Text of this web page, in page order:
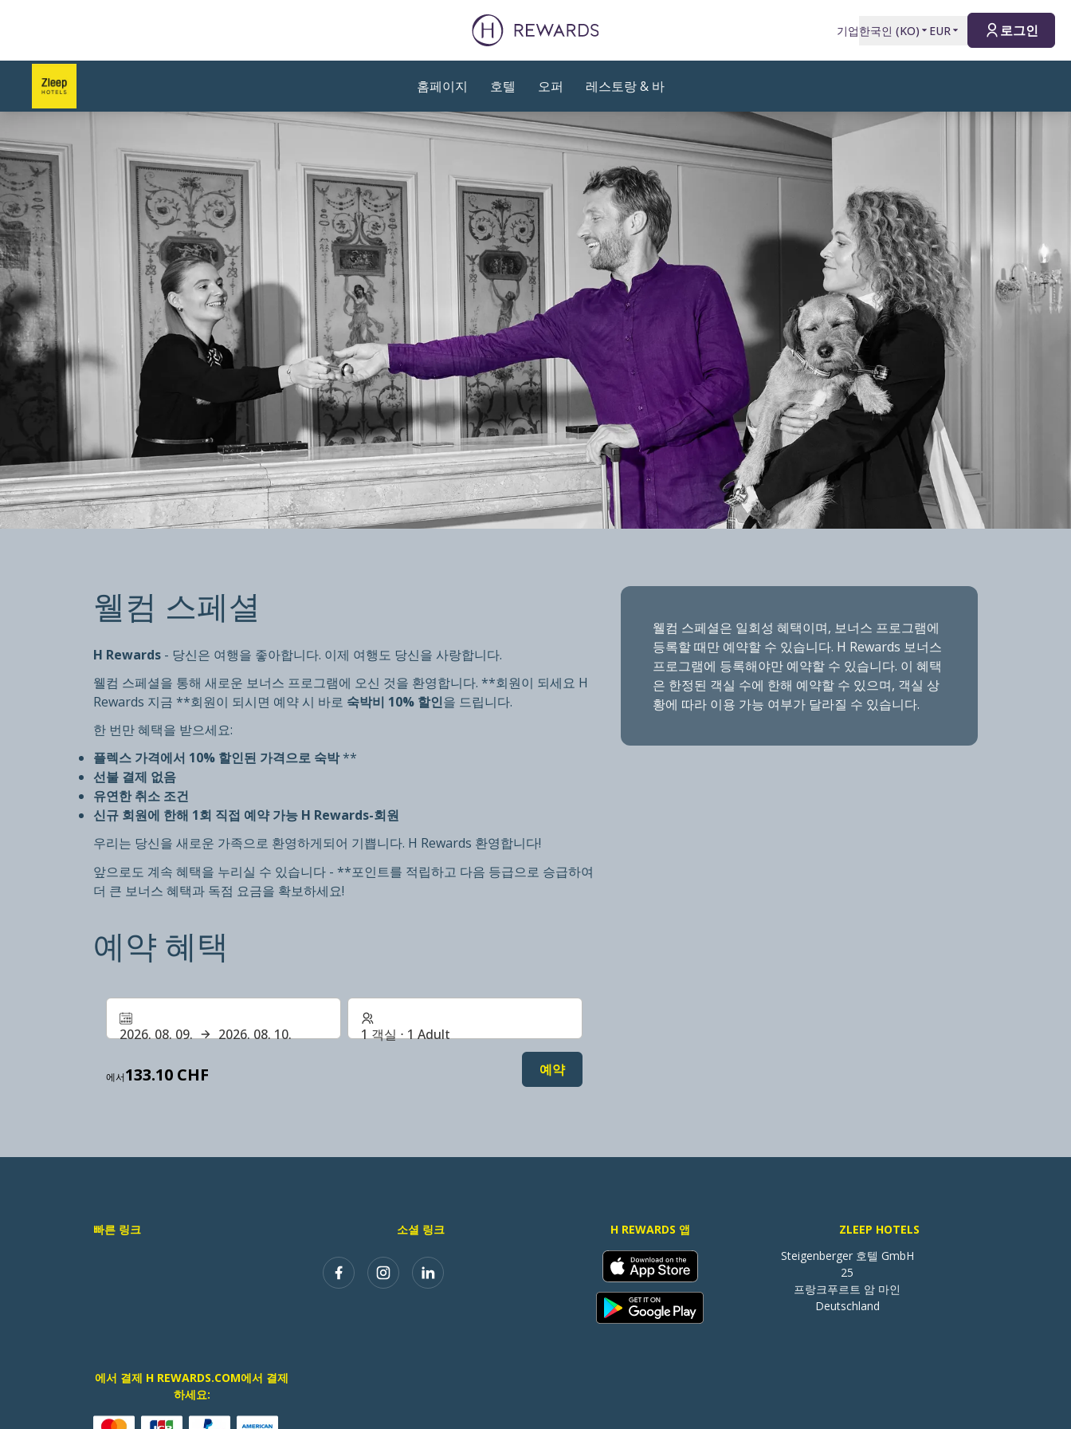
기업한국인 (KO) EUR 로그인
홈페이지 호텔 오퍼 레스토랑 & 바
신규 회원에게 한 번만 제공되며 H Rewards 회원
웰컴 스페셜
H Rewards - 당신은 여행을 좋아합니다. 이제 여행도 당신을 사랑합니다.
웰컴 스페셜을 통해 새로운 보너스 프로그램에 오신 것을 환영합니다. **회원이 되세요 H
Rewards 지금 **회원이 되시면 예약 시 바로 숙박비 10% 할인을 드립니다.
한 번만 혜택을 받으세요:
플렉스 가격에서 10% 할인된 가격으로 숙박**
선불 결제 없음
유연한 취소 조건
신규 회원에 한해 1회 직접 예약 가능 H Rewards-회원
우리는 당신을 새로운 가족으로 환영하게되어 기쁩니다. H Rewards 환영합니다!
앞으로도 계속 혜택을 누리실 수 있습니다 - **포인트를 적립하고 다음 등급으로 승급하여
더 큰 보너스 혜택과 독점 요금을 확보하세요!
예약 혜택
2026. 08. 09. 2026. 08. 10.
에서133.10 CHF
1 객실 ⋅ 1 Adult
예약
웰컴 스페셜은 일회성 혜택이며, 보너스 프로그램에
등록할 때만 예약할 수 있습니다. H Rewards 보너스
프로그램에 등록해야만 예약할 수 있습니다. 이 혜택
은 한정된 객실 수에 한해 예약할 수 있으며, 객실 상
황에 따라 이용 가능 여부가 달라질 수 있습니다.
빠른 링크 소셜 링크 H REWARDS 앱
ZLEEP HOTELS
Steigenberger 호텔 GmbH
25
프랑크푸르트 암 마인
Deutschland
에서 결제 H REWARDS.COM에서 결제
하세요: